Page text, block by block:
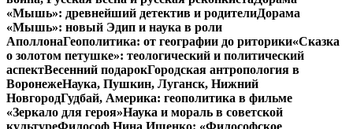
«Мышь»: древнейший детектив и родителиДорама
«Мышь»: новый Эдип и наука в роли
АполлонаГеополитика: от географии до риторики«Сказка
о золотом петушке»: теологический и политический
аспектВесенний подарокГородская антропология в
ВоронежеНаука, Пушкин, Луганск, Нижний
НовгородГудбай, Америка: геополитика в фильме
«Зеркало для героя»Наука и мораль в советской